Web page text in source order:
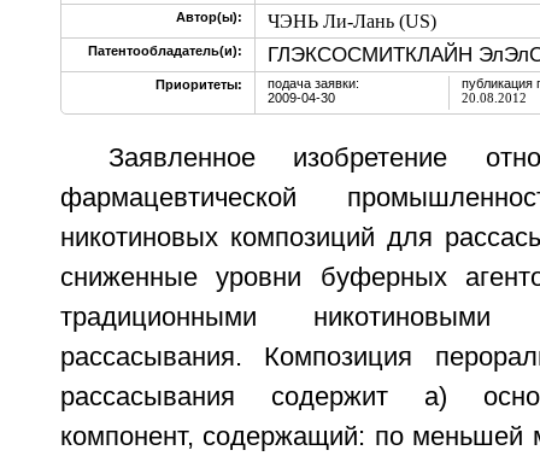
Автор(ы): ЧЭНЬ Ли-Лань (US)
Патентообладатель(и): ГЛЭКСОСМИТКЛАЙН
Приоритеты:
подача заявки:
2009-04-30
публикация
20.08.2012
Заявленное изобретение
фармацевтической
никотиновых композиций для
сниженные уровни буферных
традиционными
рассасывания. Композиция
рассасывания содержит а)
компонент, содержащий: по меньшей